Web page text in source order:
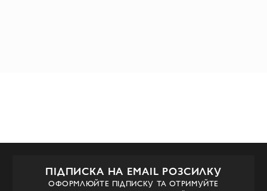
ПІДПИСКА НА EMAIL РОЗСИЛКУ
ОФОРМЛЮЙТЕ ПІДПИСКУ ТА ОТРИМУЙТЕ